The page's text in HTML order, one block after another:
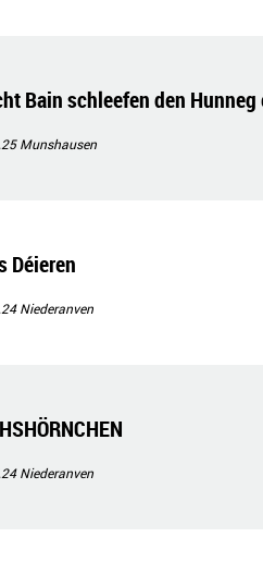
Bain schleefen den
Munshausen
Déieren
Niederanven
Niederanven